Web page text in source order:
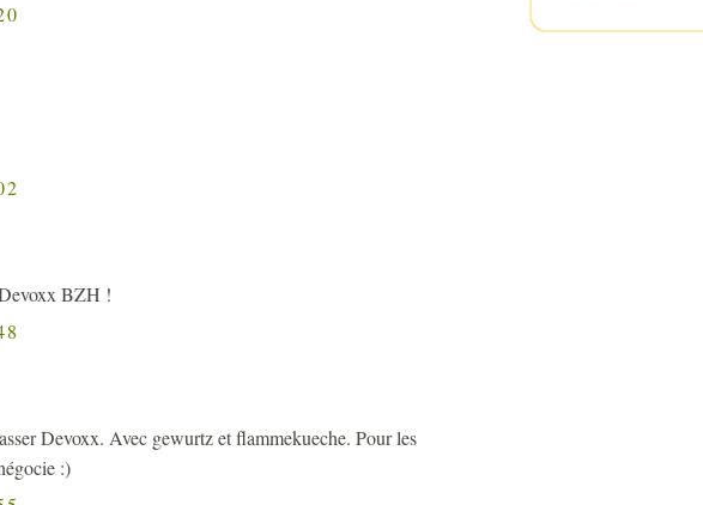
BZH !
Devoxx. Avec gewurtz et flammekueche. Pour les
:)